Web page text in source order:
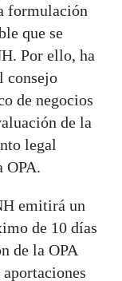
formulación
que se
Por ello, ha
consejo
de negocios
de la
legal
OPA.
emitirá un
de 10 días
de la OPA